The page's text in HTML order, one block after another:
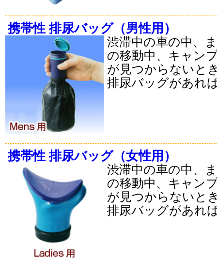
携帯性 排尿バッグ（男性用）
渋滞中の車の中、
の移動中、キャン
が見つからないと
排尿バッグがあれ
携帯性 排尿バッグ（女性用）
渋滞中の車の中、
の移動中、キャン
が見つからないと
排尿バッグがあれ